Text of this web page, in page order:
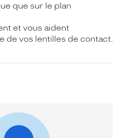
que sur le plan
et vous aident
de vos lentilles de contact.